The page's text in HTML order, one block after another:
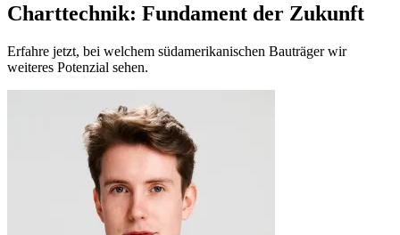
Charttechnik: Fundament der Zukunft
Erfahre jetzt, bei welchem südamerikanischen Bauträger wir
weiteres Potenzial sehen.